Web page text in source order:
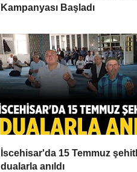
Kampanyası Başladı
İscehisar'da 15 Temmuz
dualarla anıldı